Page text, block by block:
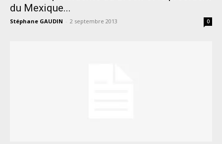
du Mexique...
Stéphane GAUDIN - 2 septembre 2013 0